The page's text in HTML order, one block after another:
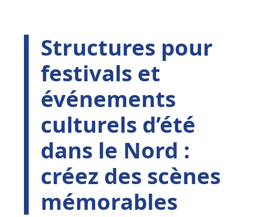
Structures pour
festivals et
événements
culturels d’été
dans le Nord :
créez des scènes
mémorables